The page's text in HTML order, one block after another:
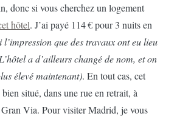
donc si vous cherchez un logement
hôtel. J’ai payé 114 € pour 3 nuits en
l’impression que des travaux ont eu lieu
a d’ailleurs changé de nom, et on
élevé maintenant). En tout cas, cet
situé, dans une rue en retrait, à
Gran Via. Pour visiter Madrid, je vous